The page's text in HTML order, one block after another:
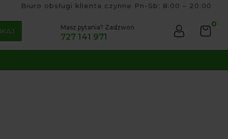
Biuro obsługi klienta czynne Pn-Sb: 8:00 – 20:00
Masz pytania? Zadzwoń
727 141 971
0